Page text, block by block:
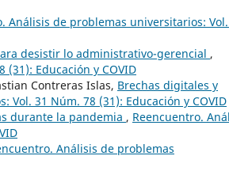
Análisis de problemas universitarios: Vol.
desistir lo administrativo-gerencial ,
Educación y COVID
Contreras Islas, Brechas digitales y
31 Núm. 78 (31): Educación y COVID
durante la pandemia , Reencuentro.
Análisis de problemas